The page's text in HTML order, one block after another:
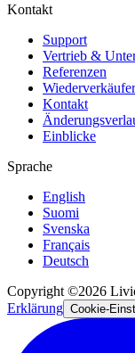
Kontakt
Support
Vertrieb &
Referenzen
Wiederverkäufer
Kontakt
Einblicke
Sprache
English
Suomi
Svenska
Français
Deutsch
Copyright ©2026
Erklärung Cookie-